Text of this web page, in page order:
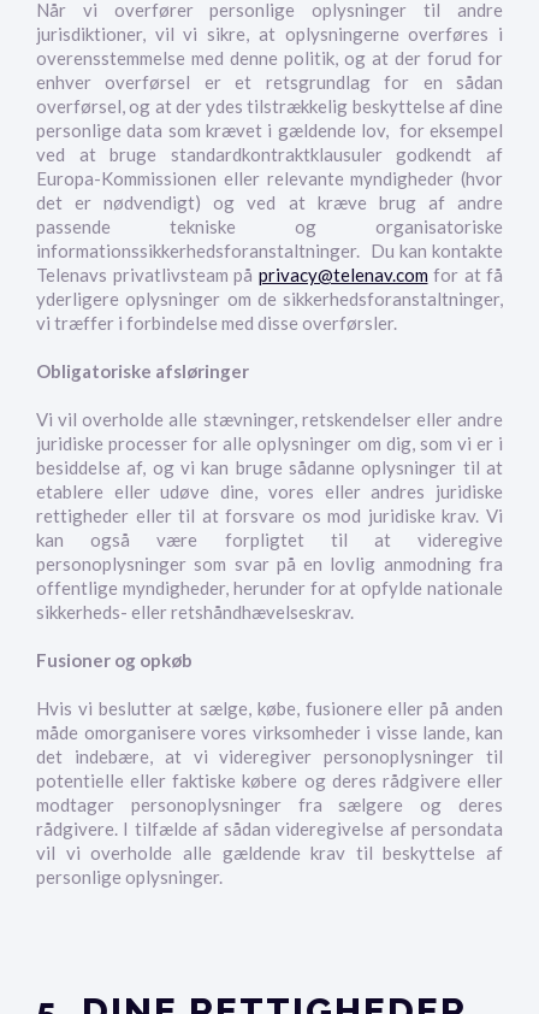
Når vi overfører personlige oplysninger til andre
jurisdiktioner, vil vi sikre, at oplysningerne overføres i
overensstemmelse med denne politik, og at der forud for
enhver overførsel er et retsgrundlag for en sådan
overførsel, og at der ydes tilstrækkelig beskyttelse af dine
personlige data som krævet i gældende lov, for eksempel
ved at bruge standardkontraktklausuler godkendt af
Europa-Kommissionen eller relevante myndigheder (hvor
det er nødvendigt) og ved at kræve brug af andre
passende tekniske og organisatoriske
informationssikkerhedsforanstaltninger. Du kan kontakte
Telenavs privatlivsteam på privacy@telenav.com for at få
yderligere oplysninger om de sikkerhedsforanstaltninger,
vi træffer i forbindelse med disse overførsler.
Obligatoriske afsløringer
Vi vil overholde alle stævninger, retskendelser eller andre
juridiske processer for alle oplysninger om dig, som vi er i
besiddelse af, og vi kan bruge sådanne oplysninger til at
etablere eller udøve dine, vores eller andres juridiske
rettigheder eller til at forsvare os mod juridiske krav. Vi
kan også være forpligtet til at videregive
personoplysninger som svar på en lovlig anmodning fra
offentlige myndigheder, herunder for at opfylde nationale
sikkerheds- eller retshåndhævelseskrav.
Fusioner og opkøb
Hvis vi beslutter at sælge, købe, fusionere eller på anden
måde omorganisere vores virksomheder i visse lande, kan
det indebære, at vi videregiver personoplysninger til
potentielle eller faktiske købere og deres rådgivere eller
modtager personoplysninger fra sælgere og deres
rådgivere. I tilfælde af sådan videregivelse af persondata
vil vi overholde alle gældende krav til beskyttelse af
personlige oplysninger.